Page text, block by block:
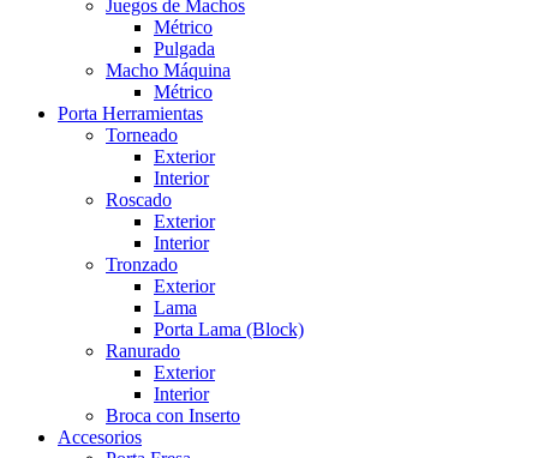
Juegos de Machos
Métrico
Pulgada
Macho Máquina
Métrico
Porta Herramientas
Torneado
Exterior
Interior
Roscado
Exterior
Interior
Tronzado
Exterior
Lama
Porta Lama (Block)
Ranurado
Exterior
Interior
Broca con Inserto
Accesorios